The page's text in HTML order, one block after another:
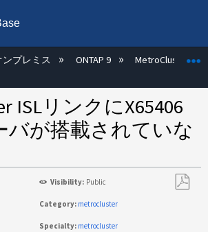
階層を展開/折りたたむ
ンプレミス ONTAP 9 MetroCluster
ISLリンクにX65406
バが搭載されていな
Visibility: Public
Category: metrocluster
Specialty: metrocluster